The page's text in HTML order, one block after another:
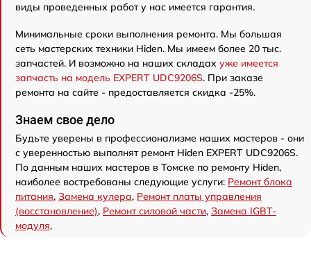
виды проведенных работ у нас имеется гарантия.
Минимальные сроки выполнения ремонта. Мы большая
сеть мастерских техники Hiden. Мы имеем более 20 тыс.
запчастей. И возможно на наших складах уже имеется
запчасть на модель EXPERT UDC9206S. При заказе
ремонта на сайте - предоставляется скидка -25%.
Знаем свое дело
Будьте уверены в профессионализме наших мастеров - они
с уверенностью выполнят ремонт Hiden EXPERT UDC9206S.
По данным наших мастеров в Томске по ремонту Hiden,
наиболее востребованы следующие услуги: Ремонт блока
питания, Замена кулера, Ремонт платы управления
(восстановление), Ремонт силовой части, Замена IGBT-
модуля,